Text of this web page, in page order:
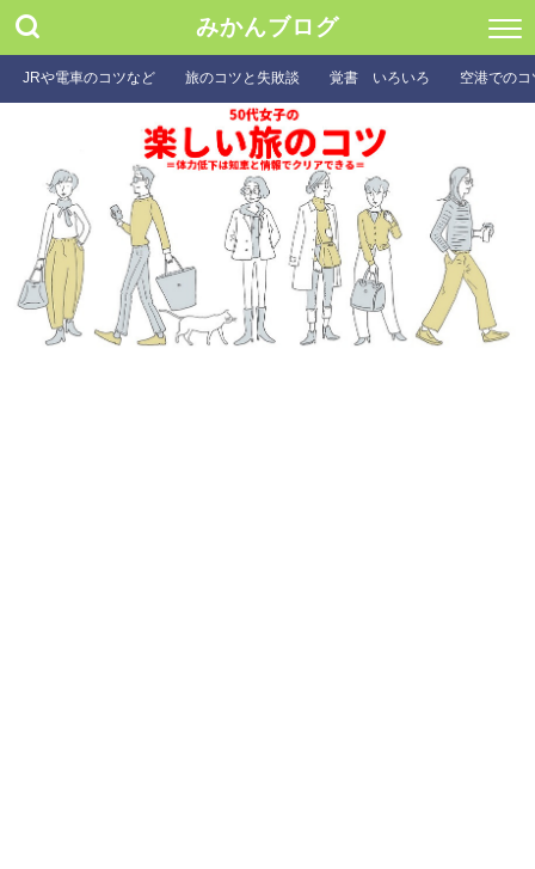
みかんブログ
JRや電車のコツなど 旅のコツと失敗談 覚書 いろいろ 空港での